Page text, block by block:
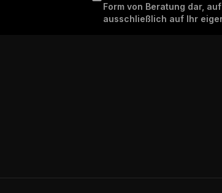
Form von Beratung dar,
ausschließlich auf Ihr